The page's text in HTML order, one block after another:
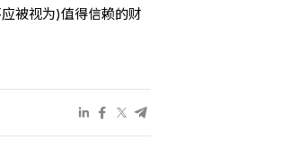
被视为)值得信赖的财